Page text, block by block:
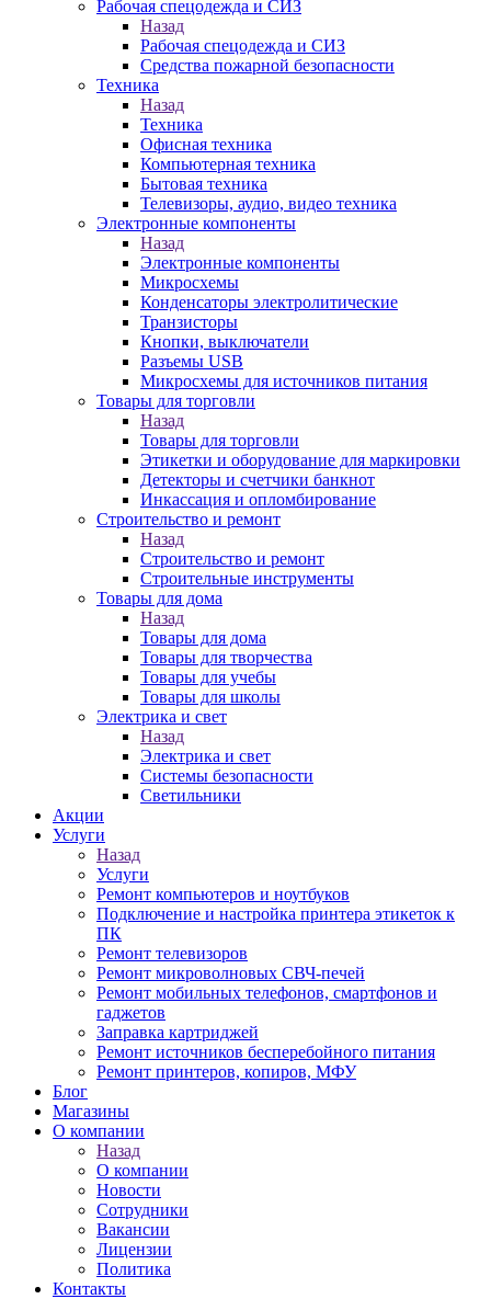
Рабочая спецодежда и СИЗ
Назад
Рабочая спецодежда и СИЗ
Средства пожарной безопасности
Техника
Назад
Техника
Офисная техника
Компьютерная техника
Бытовая техника
Телевизоры, аудио, видео техника
Электронные компоненты
Назад
Электронные компоненты
Микросхемы
Конденсаторы электролитические
Транзисторы
Кнопки, выключатели
Разъемы USB
Микросхемы для источников питания
Товары для торговли
Назад
Товары для торговли
Этикетки и оборудование для маркировки
Детекторы и счетчики банкнот
Инкассация и опломбирование
Строительство и ремонт
Назад
Строительство и ремонт
Строительные инструменты
Товары для дома
Назад
Товары для дома
Товары для творчества
Товары для учебы
Товары для школы
Электрика и свет
Назад
Электрика и свет
Системы безопасности
Светильники
Акции
Услуги
Назад
Услуги
Ремонт компьютеров и ноутбуков
Подключение и настройка принтера этикеток к
ПК
Ремонт телевизоров
Ремонт микроволновых СВЧ-печей
Ремонт мобильных телефонов, смартфонов и
гаджетов
Заправка картриджей
Ремонт источников бесперебойного питания
Ремонт принтеров, копиров, МФУ
Блог
Магазины
О компании
Назад
О компании
Новости
Сотрудники
Вакансии
Лицензии
Политика
Контакты